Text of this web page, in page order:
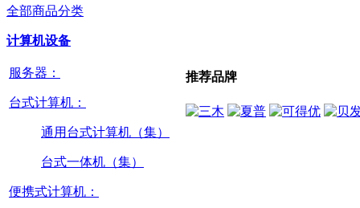
全部商品分类
计算机设备
服务器：
台式计算机：
通用台式计算机（集）
台式一体机（集）
便携式计算机：
推荐品牌